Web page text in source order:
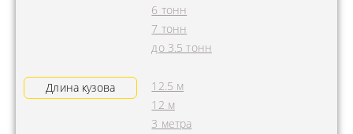
6 тонн
7 тонн
до 3.5 тонн
Длина кузова
12.5 м
12 м
3 метра